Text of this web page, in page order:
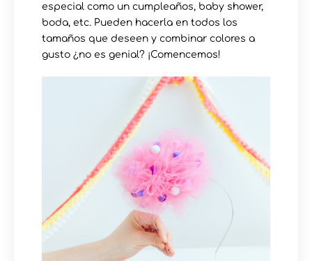
especial como un cumpleaños, baby shower,
boda, etc. Pueden hacerla en todos los
tamaños que deseen y combinar colores a
gusto ¿no es genial? ¡Comencemos!